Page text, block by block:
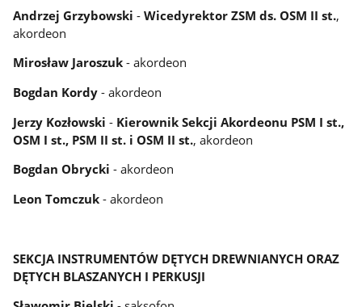
Andrzej Grzybowski -Wicedyrektor ZSM ds. OSM II st.,
akordeon
Mirosław Jaroszuk - akordeon
Bogdan Kordy - akordeon
Jerzy Kozłowski- Kierownik Sekcji Akordeonu PSM I st.,
OSM I st., PSM II st. i OSM II st., akordeon
Bogdan Obrycki- akordeon
Leon Tomczuk - akordeon
SEKCJA INSTRUMENTÓW DĘTYCH DREWNIANYCH ORAZ
DĘTYCH BLASZANYCH I PERKUSJI